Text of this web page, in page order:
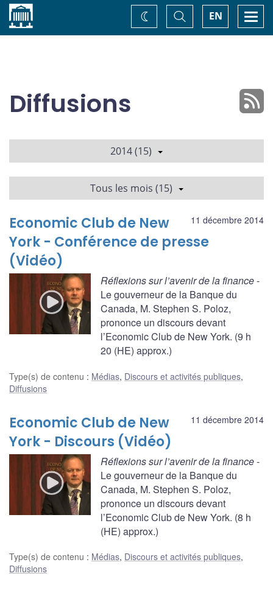
Accueil EN
Basculer
la
recherche
Changez
de
Diffusions
2014 (15)
Tous les mois (15)
11 décembre 2014
Economic Club de New
York - Conférence de presse
(Vidéo)
Réflexions sur l’avenir de la finance-
Le gouverneur de la Banque du
Canada, M. Stephen S. Poloz,
prononce un discours devant
l’Economic Club de New York. (9 h
20 (HE) approx.)
Type(s) de contenu : Médias, Discours et activités publiques,
Diffusions
11 décembre 2014
Economic Club de New
York - Discours (Vidéo)
Réflexions sur l’avenir de la finance-
Le gouverneur de la Banque du
Canada, M. Stephen S. Poloz,
prononce un discours devant
l’Economic Club de New York. (8 h
(HE) approx.)
Type(s) de contenu : Médias, Discours et activités publiques,
Diffusions